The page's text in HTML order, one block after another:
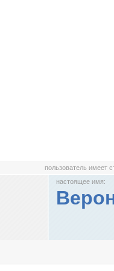
пользователь имеет
настоящее имя: